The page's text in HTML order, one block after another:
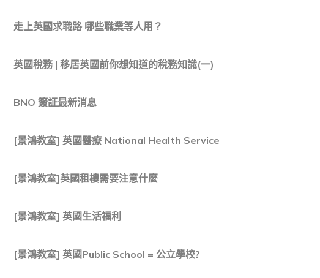
走上英國求職路 哪些職業等人用？
英國稅務 | 移居英國前你想知道的稅務知識(一)
BNO 簽証最新消息
[景鴻教室] 英國醫療 National Health Service
[景鴻教室]英國租樓需要注意什麼
[景鴻教室] 英國生活福利
[景鴻教室] 英國Public School = 公立學校?